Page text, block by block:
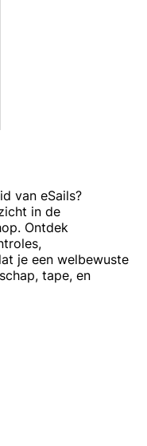
van eSails?
in de
Ontdek
je een welbewuste
tape, en